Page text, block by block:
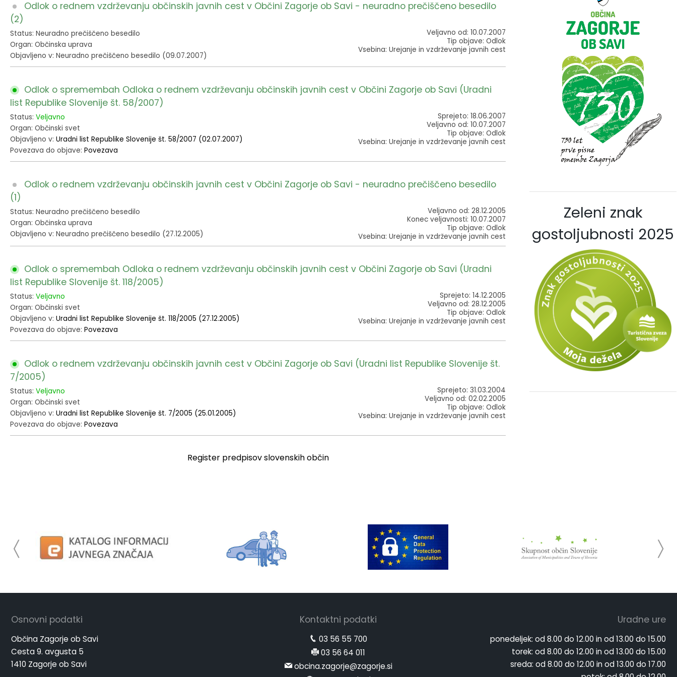
Odlok o rednem vzdrževanju občinskih javnih cest v Občini Zagorje ob Savi - neuradno prečiščeno besedilo
(2)
Status: Neuradno prečiščeno besedilo
Organ: Občinska uprava
Objavljeno v: Neuradno prečiščeno besedilo (09.07.2007)
Veljavno od: 10.07.2007
Tip objave: Odlok
Vsebina: Urejanje in vzdrževanje javnih cest
Odlok o spremembah Odloka o rednem vzdrževanju občinskih javnih cest v Občini Zagorje ob Savi (Uradni
list Republike Slovenije št. 58/2007)
Status: Veljavno
Organ: Občinski svet
Objavljeno v: Uradni list Republike Slovenije št. 58/2007 (02.07.2007)
Povezava do objave: Povezava
Sprejeto: 18.06.2007
Veljavno od: 10.07.2007
Tip objave: Odlok
Vsebina: Urejanje in vzdrževanje javnih cest
Odlok o rednem vzdrževanju občinskih javnih cest v Občini Zagorje ob Savi - neuradno prečiščeno besedilo
(1)
Status: Neuradno prečiščeno besedilo
Organ: Občinska uprava
Objavljeno v: Neuradno prečiščeno besedilo (27.12.2005)
Veljavno od: 28.12.2005
Konec veljavnosti: 10.07.2007
Tip objave: Odlok
Vsebina: Urejanje in vzdrževanje javnih cest
Odlok o spremembah Odloka o rednem vzdrževanju občinskih javnih cest v Občini Zagorje ob Savi (Uradni
list Republike Slovenije št. 118/2005)
Status: Veljavno
Organ: Občinski svet
Objavljeno v: Uradni list Republike Slovenije št. 118/2005 (27.12.2005)
Povezava do objave: Povezava
Sprejeto: 14.12.2005
Veljavno od: 28.12.2005
Tip objave: Odlok
Vsebina: Urejanje in vzdrževanje javnih cest
Odlok o rednem vzdrževanju občinskih javnih cest v Občini Zagorje ob Savi (Uradni list Republike Slovenije št.
7/2005)
Status: Veljavno
Organ: Občinski svet
Objavljeno v: Uradni list Republike Slovenije št. 7/2005 (25.01.2005)
Povezava do objave: Povezava
Sprejeto: 31.03.2004
Veljavno od: 02.02.2005
Tip objave: Odlok
Vsebina: Urejanje in vzdrževanje javnih cest
Register predpisov slovenskih občin
Zeleni znak
gostoljubnosti 2025
Osnovni podatki
Občina Zagorje ob Savi
Cesta 9. avgusta 5
1410 Zagorje ob Savi
Kontaktni podatki
03 56 55 700
03 56 64 011
obcina.zagorje@zagorje.si
Uradne ure
ponedeljek: od 8.00 do 12.00 in od 13.00 do 15.00
torek: od 8.00 do 12.00 in od 13.00 do 15.00
sreda: od 8.00 do 12.00 in od 13.00 do 17.00
Fotogalerija
Občinska volilna komisija
Medobčinski inšpektorat in redarstvo
Koledar dogodkov
Zapore cest
Okoljski podatki
Lokalne volitve
Strateški dokumenti
Katalog informacij javnega značaja